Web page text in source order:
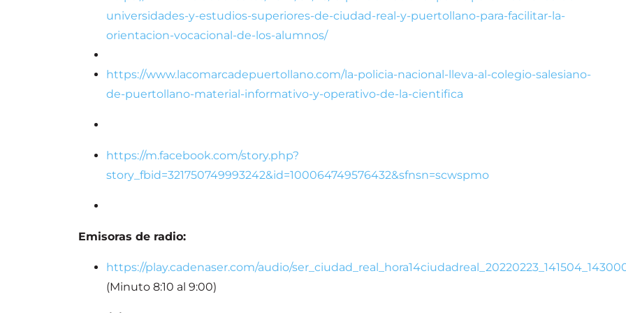
universidades-y-estudios-superiores-de-ciudad-real-y-puertollano-para-facilitar-la-
orientacion-vocacional-de-los-alumnos/
https://www.lacomarcadepuertollano.com/la-policia-nacional-lleva-al-colegio-salesiano-
de-puertollano-material-informativo-y-operativo-de-la-cientifica
https://m.facebook.com/story.php?
story_fbid=321750749993242&id=100064749576432&sfnsn=scwspmo
Emisoras de radio:
https://play.cadenaser.com/audio/
(Minuto 8:10 al 9:00)